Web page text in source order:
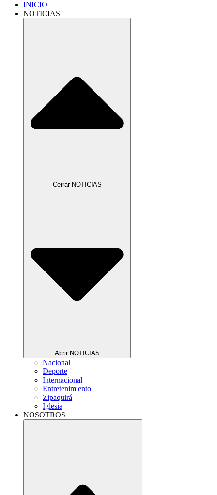
INICIO
NOTICIAS
Cerrar NOTICIAS
Abrir NOTICIAS
Nacional
Deporte
Internacional
Entretenimiento
Zipaquirá
Iglesia
NOSOTROS